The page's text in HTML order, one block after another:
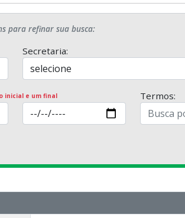
para refinar sua busca:
Secretaria:
inicial e um final Termos: